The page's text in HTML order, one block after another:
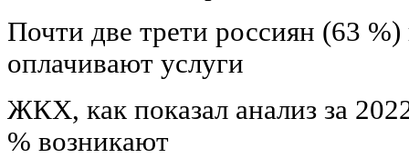
Почти две трети россиян (63 %)
оплачивают услуги
ЖКХ, как показал анализ за
% возникают